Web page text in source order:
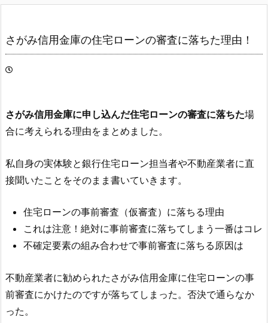
さがみ信用金庫の住宅ローンの審査に落ちた理由！
さがみ信用金庫に申し込んだ住宅ローンの審査に落ちた場
合に考えられる理由をまとめました。
私自身の実体験と銀行住宅ローン担当者や不動産業者に直
接聞いたことをそのまま書いていきます。
住宅ローンの事前審査（仮審査）に落ちる理由
これは注意！絶対に事前審査に落ちてしまう一番はコレ
不確定要素の組み合わせで事前審査に落ちる原因は
不動産業者に勧められた さがみ信用金庫に住宅ローンの事
前審査にかけたのですが落ちてしまった。否決で通らなか
った。